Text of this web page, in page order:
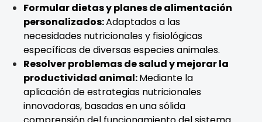
Formular dietas y planes de alimentación
personalizados:Adaptados a las
necesidades nutricionales y fisiológicas
específicas de diversas especies animales.
Resolver problemas de salud y mejorar la
productividad animal:Mediante la
aplicación de estrategias nutricionales
innovadoras, basadas en una sólida